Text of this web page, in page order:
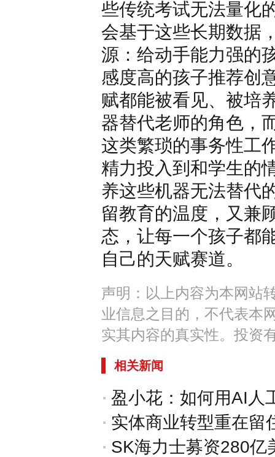
些传统考试无法量化
会基于这些长期数据
源：给动手能力强的
感度高的孩子推荐创
赋都能被看见、被培
器替代老师的角色，
这类繁琐的事务性工
精力投入到和学生的
养这些机器无法替代
留教育的温度，又兼
态，让每一个孩子都
自己的天赋赛道。
声明：以上内容为本网站
业信息之目的，不代表本
实其内容的真实性。投资
相关新闻
盈小花：如何用AI人
实体商业转型重在留
SK海力士募资280亿